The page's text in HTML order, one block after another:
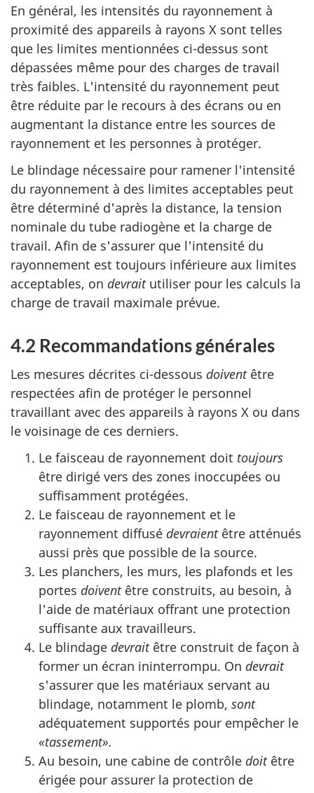
En général, les intensités du rayonnement à
proximité des appareils à rayons X sont telles
que les limites mentionnées ci-dessus sont
dépassées même pour des charges de travail
très faibles. L'intensité du rayonnement peut
être réduite par le recours à des écrans ou en
augmentant la distance entre les sources de
rayonnement et les personnes à protéger.
Le blindage nécessaire pour ramener l'intensité
du rayonnement à des limites acceptables peut
être déterminé d'après la distance, la tension
nominale du tube radiogène et la charge de
travail. Afin de s'assurer que l'intensité du
rayonnement est toujours inférieure aux limites
acceptables, on devraitutiliser pour les calculs la
charge de travail maximale prévue.
4.2 Recommandations générales
Les mesures décrites ci-dessous doiventêtre
respectées afin de protéger le personnel
travaillant avec des appareils à rayons X ou dans
le voisinage de ces derniers.
Le faisceau de rayonnement doit toujours
être dirigé vers des zones inoccupées ou
suffisamment protégées.
Le faisceau de rayonnement et le
rayonnement diffusé devraientêtre atténués
aussi près que possible de la source.
Les planchers, les murs, les plafonds et les
portes doivent être construits, au besoin, à
l'aide de matériaux offrant une protection
suffisante aux travailleurs.
Le blindage devraitêtre construit de façon à
former un écran ininterrompu. On devrait
s'assurer que les matériaux servant au
blindage, notamment le plomb, sont
adéquatement supportés pour empêcher le
«tassement».
Au besoin, une cabine de contrôle doitêtre
érigée pour assurer la protection de